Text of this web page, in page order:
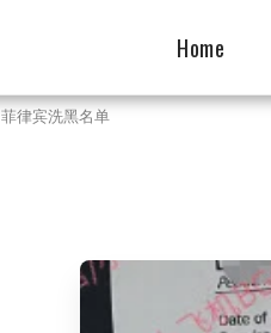
Home
菲律宾洗黑名单